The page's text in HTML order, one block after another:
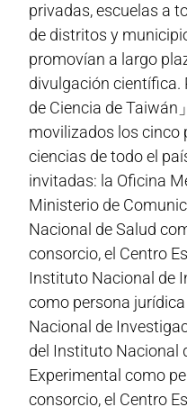
privadas, escuelas a
de distritos y
promovían a largo
divulgación científica.
de Ciencia de Taiwán
movilizados los cinco
ciencias de todo el
invitadas: la Oficina
Ministerio de
Nacional de Salud
consorcio, el Centro
Instituto Nacional de
como persona
Nacional de
del Instituto Nacional
Experimental como
consorcio, el Centro